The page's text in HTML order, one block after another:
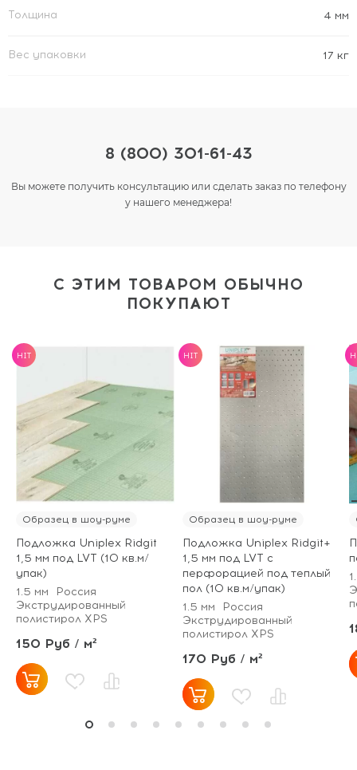
Толщина 4 мм
Вес упаковки 17 кг
8 (800) 301-61-43
Вы можете получить консультацию или сделать заказ по телефону
у нашего менеджера!
С ЭТИМ ТОВАРОМ ОБЫЧНО
ПОКУПАЮТ
HIT
Образец в шоу-руме
Подложка Uniplex Ridgit
1,5 мм под LVT (10 кв.м/
упак)
1.5 мм
Россия
Экструдированный
полистирол XPS
150 Руб / м²
HIT
Образец в шоу-руме
Подложка Uniplex Ridgit+
1,5 мм под LVT с
перфорацией под теплый
пол (10 кв.м/упак)
1.5 мм
Россия
Экструдированный
полистирол XPS
170 Руб / м²